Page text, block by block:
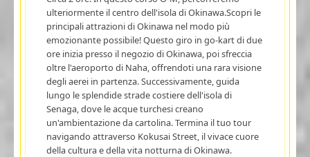
ulteriormente il centro dell'isola di Okinawa.Scopri le
principali attrazioni di Okinawa nel modo più
emozionante possibile! Questo giro in go-kart di due
ore inizia presso il negozio di Okinawa, poi sfreccia
oltre l'aeroporto di Naha, offrendoti una rara visione
degli aerei in partenza. Successivamente, guida
lungo le splendide strade costiere dell'isola di
Senaga, dove le acque turchesi creano
un'ambientazione da cartolina. Termina il tuo tour
navigando attraverso Kokusai Street, il vivace cuore
della cultura e della vita notturna di Okinawa.